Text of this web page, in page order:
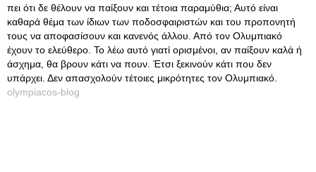
πει ότι δε θέλουν να παίξουν και τέτοια παραμύθια; Αυτό είναι
καθαρά θέμα των ίδιων των ποδοσφαιριστών και του προπονητή
τους να αποφασίσουν και κανενός άλλου. Από τον Ολυμπιακό
έχουν το ελεύθερο. Το λέω αυτό γιατί ορισμένοι, αν παίξουν καλά ή
άσχημα, θα βρουν κάτι να πουν. Έτσι ξεκινούν κάτι που δεν
υπάρχει. Δεν απασχολούν τέτοιες μικρότητες τον Ολυμπιακό.
olympiacos-blog